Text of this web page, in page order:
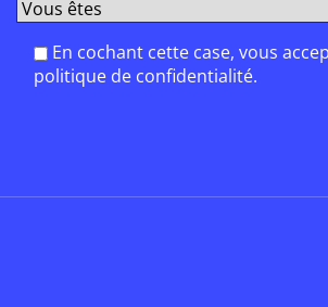
En cochant cette case, vous
politique de confidentialité.